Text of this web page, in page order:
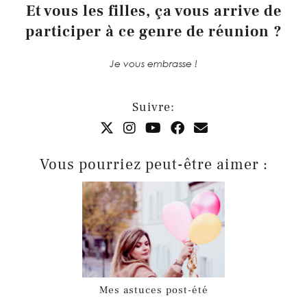
Et vous les filles, ça vous arrive de
participer à ce genre de réunion ?
Je vous embrasse !
Suivre:
Vous pourriez peut-être aimer :
Mes astuces post-été